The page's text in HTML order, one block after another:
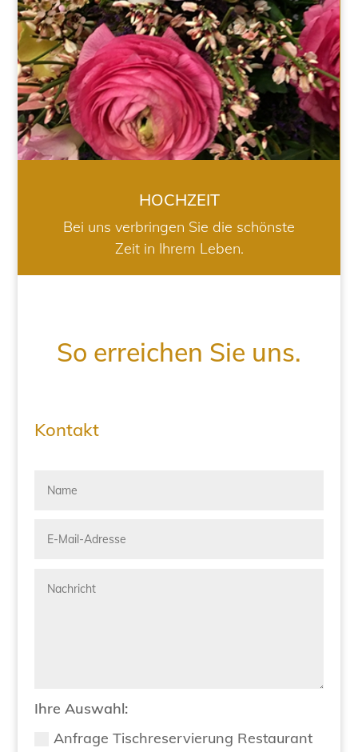
HOCHZEIT
Bei uns verbringen Sie die schönste
Zeit in Ihrem Leben.
So erreichen Sie uns.
Kontakt
Ihre Auswahl:
Anfrage Tischreservierung Restaurant